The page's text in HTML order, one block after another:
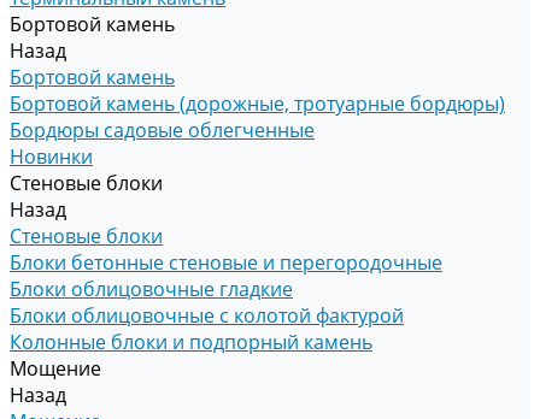
Бортовой камень
Назад
Бортовой камень
Бортовой камень (дорожные, тротуарные бордюры)
Бордюры садовые облегченные
Новинки
Стеновые блоки
Назад
Стеновые блоки
Блоки бетонные стеновые и перегородочные
Блоки облицовочные гладкие
Блоки облицовочные с колотой фактурой
Колонные блоки и подпорный камень
Мощение
Назад